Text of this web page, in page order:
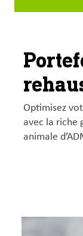
Optimisez
avec la riche
animale